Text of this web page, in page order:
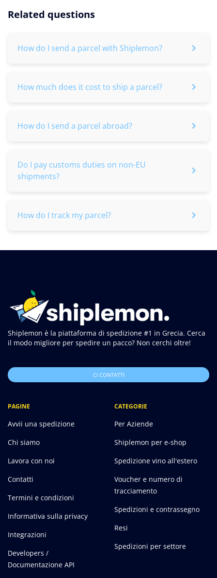
Related questions
How do I send a parcel with Shiplemon?
How much does it cost to ship a parcel?
How do I send a parcel abroad?
Do I pay customs duties on non-EU
shipments?
How do I track my parcel?
Shiplemon è la piattaforma di spedizione #1 in Grecia. Cerca
il modo migliore per spedire un pacco? Non cerchi oltre!
CI CONTATTI
PAGINE
Avvii una spedizione
Chi siamo
Lavora con noi
Contatti
Termini e condizioni
Informativa sulla privacy
Integrazioni
Developers /
Documentazione API
CATEGORIE
Per Aziende
Shiplemon per e-shop
Spedizione vino all'estero
Voucher e numero di
tracciamento
Spedizioni e contrassegno
Resi
Spedizioni per settore